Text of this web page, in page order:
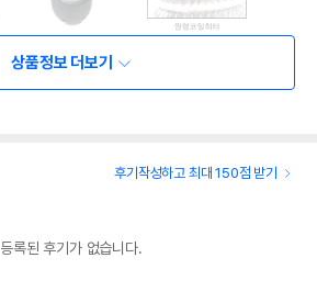
상품정보 더보기
후기작성하고 최대 150점 받기
등록된 후기가 없습니다.